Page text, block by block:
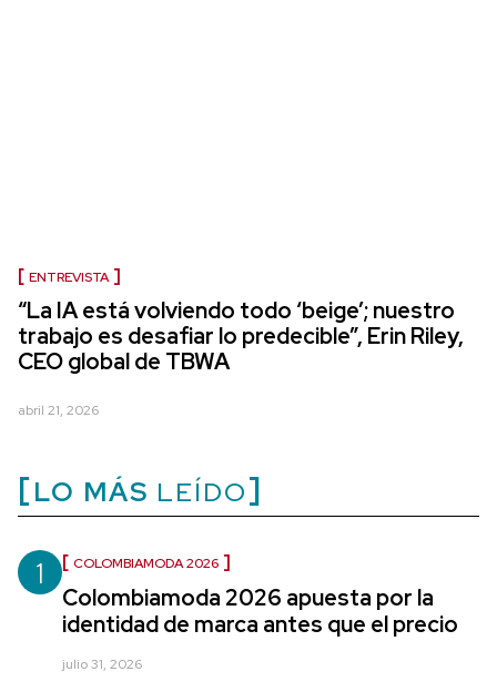
ENTREVISTA
“La IA está volviendo todo ‘beige’; nuestro
trabajo es desafiar lo predecible”, Erin Riley,
CEO global de TBWA
abril 21, 2026
LO MÁS LEÍDO
1 COLOMBIAMODA 2026
Colombiamoda 2026 apuesta por la
identidad de marca antes que el precio
julio 31, 2026